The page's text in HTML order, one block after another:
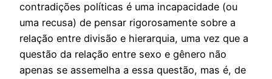
contradições políticas é uma incapacidade (ou
uma recusa) de pensar rigorosamente sobre a
relação entre divisão e hierarquia, uma vez que a
questão da relação entre sexo e gênero não
apenas se assemelha a essa questão, mas é, de